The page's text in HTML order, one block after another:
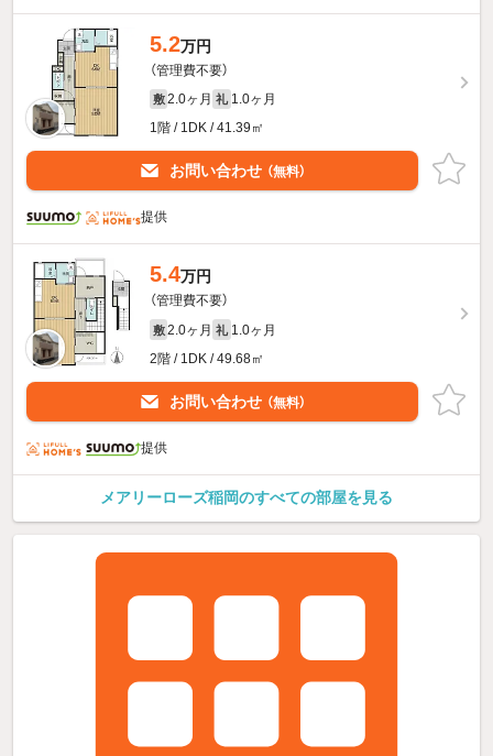
5.2万円
（管理費不要）
敷 2.0ヶ月 礼 1.0ヶ月
1階 / 1DK / 41.39㎡
お問い合わせ （無料）
提供
5.4万円
（管理費不要）
敷 2.0ヶ月 礼 1.0ヶ月
2階 / 1DK / 49.68㎡
お問い合わせ （無料）
提供
メアリーローズ稲岡のすべての部屋を見る